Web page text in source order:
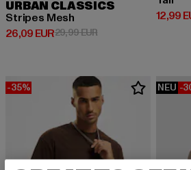
URBAN CLASSICS
Stripes Mesh
26,09 EUR
Derzeitiger Preis: 26,09 EUR
29,99 EURAktionspreis: 29,99 EUR
12,99
-35% NEU -